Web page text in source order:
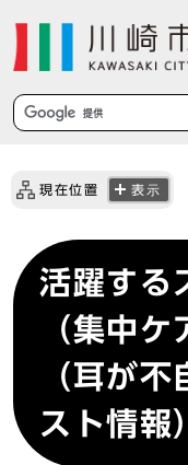
現在位置 表示
活躍する
（集中ケ
（耳が
スト情報